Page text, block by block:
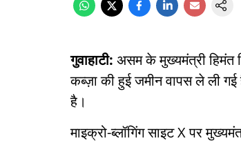
गुवाहाटी: असम के मुख्यमंत्री हिमंत
कब्ज़ा की हुई जमीन वापस ले ली
है।
माइक्रो-ब्लॉगिंग साइट X पर